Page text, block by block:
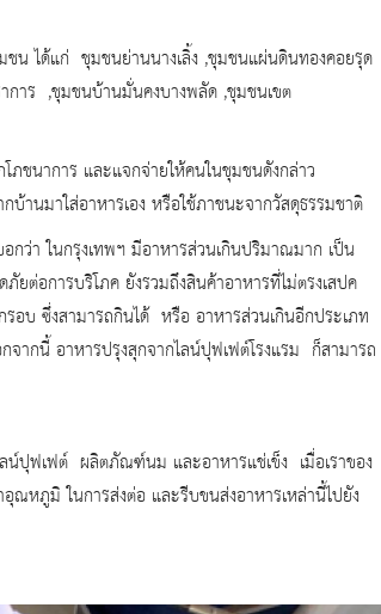
ชน ได้แก่ ชุมชนย่านนางเลิ้ง ,ชุมชนแผ่นดินทองคอยรุด
การ ,ชุมชนบ้านมั่นคงบางพลัด,ชุมชนเขต
าการ และแจกจ่ายให้คนในชุมชนดังกล่าว
านมาใส่อาหารเอง หรือใช้ภาชนะจากวัสดุธรรมชาติ
กว่า ในกรุงเทพฯ มีอาหารส่วนเกินปริมาณมาก เป็น
ภัยต่อการบริโภค ยังรวมถึงสินค้าอาหารที่ไม่ตรงเสปค
รอบ ซึ่งสามารถกินได้ หรือ อาหารส่วนเกินอีกประเภท
ากนี้ อาหารปรุงสุกจากไลน์ปุฟเฟต์โรงแรม ก็สามารถ
น์ปุฟเฟต์ ผลิตภัณฑ์นม และอาหารแช่เข็ง เมื่อเราของ
ณหภูมิ ในการส่งต่อ และรีบขนส่งอาหารเหล่านี้ไปยัง